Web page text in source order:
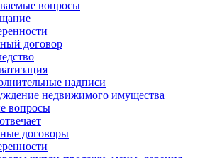
вопросы
договор
надписи
недвижимого имущества
вопросы
договоры